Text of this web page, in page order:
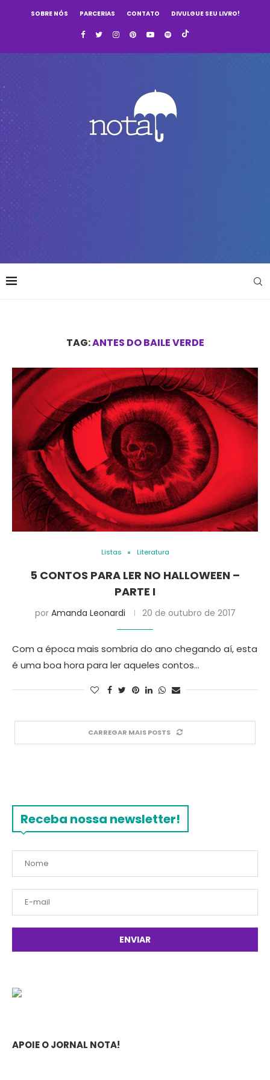
SOBRE NÓS PARCERIAS CONTATO DIVULGUE SEU LIVRO!
TAG:ANTES DO BAILE VERDE
Listas Literatura
5 CONTOS PARA LER NO HALLOWEEN –
PARTE I
por Amanda Leonardi 20 de outubro de 2017
Com a época mais sombria do ano chegando aí, esta
é uma boa hora para ler aqueles contos…
CARREGAR MAIS POSTS
Receba nossa newsletter!
APOIE O JORNAL NOTA!